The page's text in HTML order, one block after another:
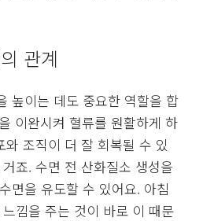
관계
높이는 데도 중요한 역할을 합
이완시켜 혈류를 원활하게 하
조직이 더 잘 회복될 수 있
죠. 수면 전 산화질소 생성을
면을 유도할 수 있어요. 아침
낌을 주는 것이 바로 이 때문